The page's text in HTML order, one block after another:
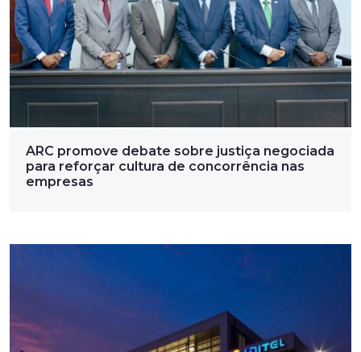
ARC promove debate sobre justiça negociada
para reforçar cultura de concorrência nas
empresas